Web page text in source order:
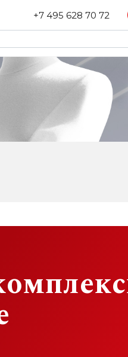
+7 495 628 70 72